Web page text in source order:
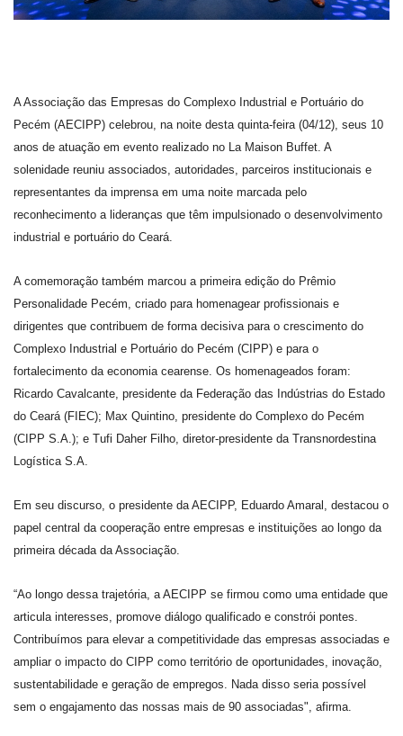
A Associação das Empresas do Complexo Industrial e Portuário do
Pecém (AECIPP) celebrou, na noite desta quinta-feira (04/12), seus 10
anos de atuação em evento realizado no La Maison Buffet. A
solenidade reuniu associados, autoridades, parceiros institucionais e
representantes da imprensa em uma noite marcada pelo
reconhecimento a lideranças que têm impulsionado o desenvolvimento
industrial e portuário do Ceará.
A comemoração também marcou a primeira edição do Prêmio
Personalidade Pecém, criado para homenagear profissionais e
dirigentes que contribuem de forma decisiva para o crescimento do
Complexo Industrial e Portuário do Pecém (CIPP) e para o
fortalecimento da economia cearense. Os homenageados foram:
Ricardo Cavalcante, presidente da Federação das Indústrias do Estado
do Ceará (FIEC); Max Quintino, presidente do Complexo do Pecém
(CIPP S.A.); e Tufi Daher Filho, diretor-presidente da Transnordestina
Logística S.A.
Em seu discurso, o presidente da AECIPP, Eduardo Amaral, destacou o
papel central da cooperação entre empresas e instituições ao longo da
primeira década da Associação.
“Ao longo dessa trajetória, a AECIPP se firmou como uma entidade que
articula interesses, promove diálogo qualificado e constrói pontes.
Contribuímos para elevar a competitividade das empresas associadas e
ampliar o impacto do CIPP como território de oportunidades, inovação,
sustentabilidade e geração de empregos. Nada disso seria possível
sem o engajamento das nossas mais de 90 associadas", afirma.